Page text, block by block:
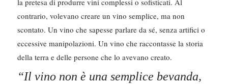
la pretesa di produrre vini complessi o sofisticati. Al
contrario, volevano creare un vino semplice, ma non
scontato. Un vino che sapesse parlare da sé, senza artifici o
eccessive manipolazioni. Un vino che raccontasse la storia
della terra e delle persone che lo avevano creato.
“Il vino non è una semplice bevanda,